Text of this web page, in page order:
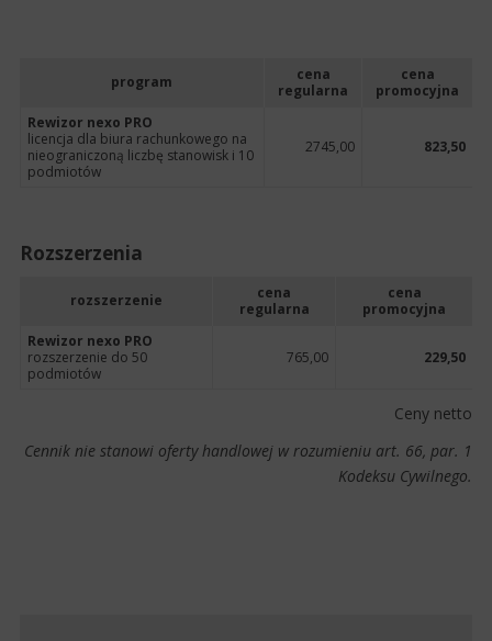
program
cena
regularna
cena
promocyjna
Rewizor nexo PRO
licencja dla biura rachunkowego na
nieograniczoną liczbę stanowisk i 10
podmiotów
2745,00 823,50
Rozszerzenia
rozszerzenie
cena
regularna
cena
promocyjna
Rewizor nexo PRO
rozszerzenie do 50
podmiotów
765,00 229,50
Ceny netto
Cennik nie stanowi oferty handlowej w rozumieniu art. 66, par. 1
Kodeksu Cywilnego.